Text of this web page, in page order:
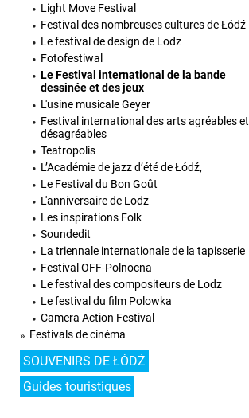
Light Move Festival
Festival des nombreuses cultures de Łódź
Le festival de design de Lodz
Fotofestiwal
Le Festival international de la bande
dessinée et des jeux
L'usine musicale Geyer
Festival international des arts agréables et
désagréables
Teatropolis
L’Académie de jazz d’été de Łódź,
Le Festival du Bon Goût
L'anniversaire de Lodz
Les inspirations Folk
Soundedit
La triennale internationale de la tapisserie
Festival OFF-Polnocna
Le festival des compositeurs de Lodz
Le festival du film Polowka
Camera Action Festival
Festivals de cinéma
SOUVENIRS DE ŁÓDŹ
Guides touristiques